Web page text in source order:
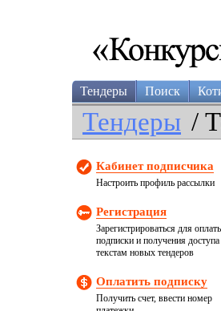
Тендеры Поиск
Тендеры /
Кабинет подписчика
Настроить профиль рассылки
Регистрация
Зарегистрироваться для
подписки и получения
текстам новых тендеров
Оплатить подписку
Получить счет, ввести номер